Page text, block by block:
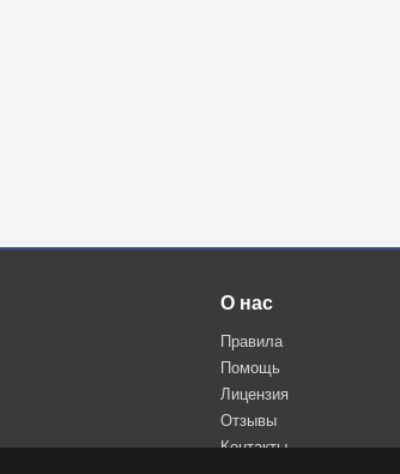
О нас
Правила
Помощь
Лицензия
Отзывы
Контакты